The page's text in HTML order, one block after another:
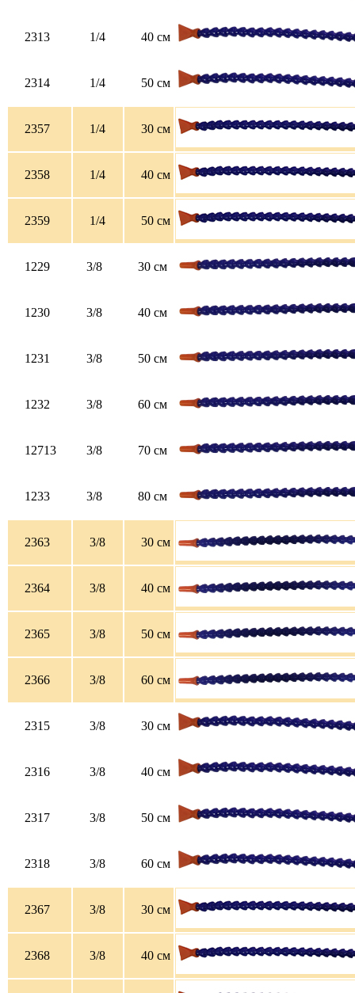
2313 1/4 40 см
2314 1/4 50 см
2357 1/4 30 см
2358 1/4 40 см
2359 1/4 50 см
1229 3/8 30 см
1230 3/8 40 см
1231 3/8 50 см
1232 3/8 60 см
12713 3/8 70 см
1233 3/8 80 см
2363 3/8 30 см
2364 3/8 40 см
2365 3/8 50 см
2366 3/8 60 см
2315 3/8 30 см
2316 3/8 40 см
2317 3/8 50 см
2318 3/8 60 см
2367 3/8 30 см
2368 3/8 40 см